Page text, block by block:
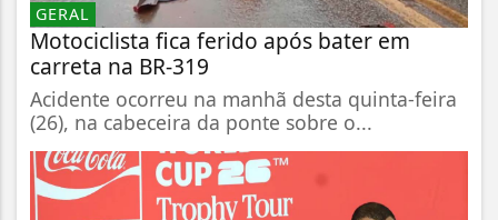
GERAL
Motociclista fica ferido após bater em
carreta na BR-319
Acidente ocorreu na manhã desta quinta-feira
(26), na cabeceira da ponte sobre o...